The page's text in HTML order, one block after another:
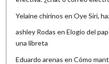
Yelaine chirinos enOye Siri,
ashley Rodas enElogio del
una libreta
Eduardo arenas enCómo